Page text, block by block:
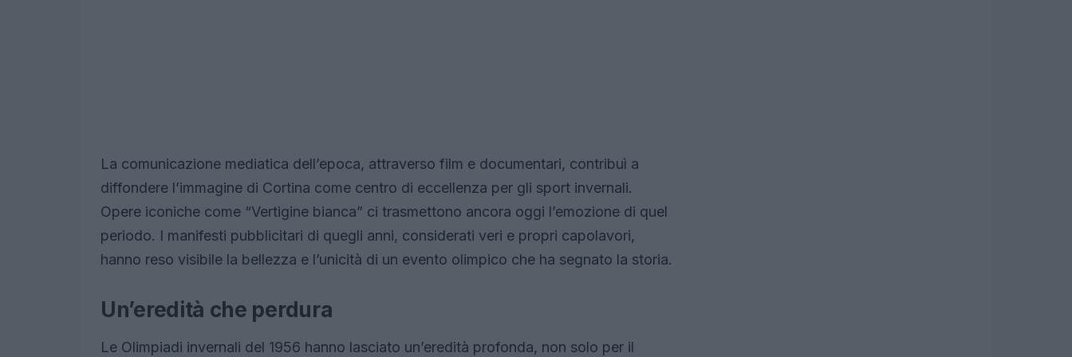
La comunicazione mediatica dell’epoca, attraverso film e documentari, contribuì a
diffondere l’immagine di Cortina come centro di eccellenza per gli sport invernali.
Opere iconiche come “Vertigine bianca” ci trasmettono ancora oggi l’emozione di quel
periodo. I manifesti pubblicitari di quegli anni, considerati veri e propri capolavori,
hanno reso visibile la bellezza e l’unicità di un evento olimpico che ha segnato la storia.
Un’eredità che perdura
Le Olimpiadi invernali del 1956 hanno lasciato un’eredità profonda, non solo per il